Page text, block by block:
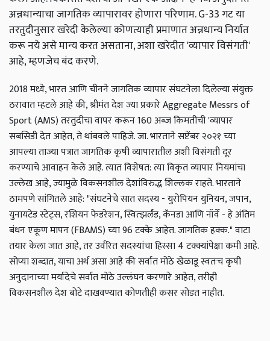
अन्नधान्याचा जागतिक व्यापारावर होणारा परिणाम. G-33 गट या
तरतुदीनुसार खरेदी केलेल्या कोणत्याही प्रमाणात अन्नधान्य निर्यात
करू नये असे मान्य करत असताना, अशा खरेदीत 'व्यापार विसंगती'
आहे, म्हणजेच बंद करणे.
2018 मध्ये, भारत आणि चीनने जागतिक व्यापार संघटनेला दिलेल्या संयुक्त
ठरावात म्हटले आहे की, श्रीमंत देश ज्या प्रकारे Aggregate Messrs of
Sport (AMS) तरतुदीचा वापर करून 160 अब्ज किमतीची 'व्यापार
सबसिडी देत ​​आहेत, ते थांबवले पाहिजे. जा. भारताने सप्टेंबर २०२१ च्या
आपल्या ताज्या पत्रात जागतिक कृषी व्यापारातील अशी विसंगती दूर
करण्याचे आवाहन केले आहे. त्यात विशेषत: त्या विकृत व्यापार नियमांचा
उल्लेख आहे, ज्यामुळे विकसनशील देशांविरुद्ध शिल्लक राहते. भारताने
ठामपणे सांगितले आहे: "संघटनेचे सात सदस्य - युरोपियन युनियन, जपान,
युनायटेड स्टेट्स, रशियन फेडरेशन, स्वित्झर्लंड, कॅनडा आणि नॉर्वे - हे अंतिम
बंधन एकूण मापन (FBAMS) च्या 96 टक्के आहेत. जागतिक हक्क." वाटा
तयार केला जात आहे, तर उर्वरित सदस्यांचा हिस्सा 4 टक्क्यांपेक्षा कमी आहे.
सोप्या शब्दात, याचा अर्थ असा आहे की सर्वात मोठे खेळाडू स्वतःच कृषी
अनुदानाच्या मर्यादेचे सर्वात मोठे उल्लंघन करणारे आहेत, तरीही
विकसनशील देश बोटे दाखवण्यात कोणतीही कसर सोडत नाहीत.